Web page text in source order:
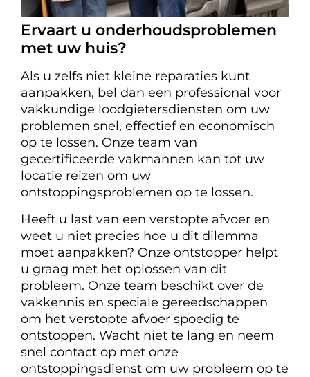
Ervaart u onderhoudsproblemen
met uw huis?
Als u zelfs niet kleine reparaties kunt
aanpakken, bel dan een professional voor
vakkundige loodgietersdiensten om uw
problemen snel, effectief en economisch
op te lossen. Onze team van
gecertificeerde vakmannen kan tot uw
locatie reizen om uw
ontstoppingsproblemen op te lossen.
Heeft u last van een verstopte afvoer en
weet u niet precies hoe u dit dilemma
moet aanpakken? Onze ontstopper helpt
u graag met het oplossen van dit
probleem. Onze team beschikt over de
vakkennis en speciale gereedschappen
om het verstopte afvoer spoedig te
ontstoppen. Wacht niet te lang en neem
snel contact op met onze
ontstoppingsdienst om uw probleem op te